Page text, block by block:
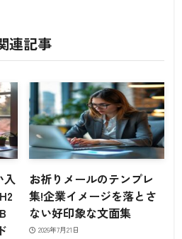
連記事
入
お祈りメールのテンプレ
集!企業イメージを落とさ
ない好印象な文面集
2026年7月21日